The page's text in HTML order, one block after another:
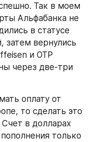
Так в моем
Альфабанка не
в статусе
затем вернулись
и OTP
через две-три
оплату от
то сделать это
в долларах
только